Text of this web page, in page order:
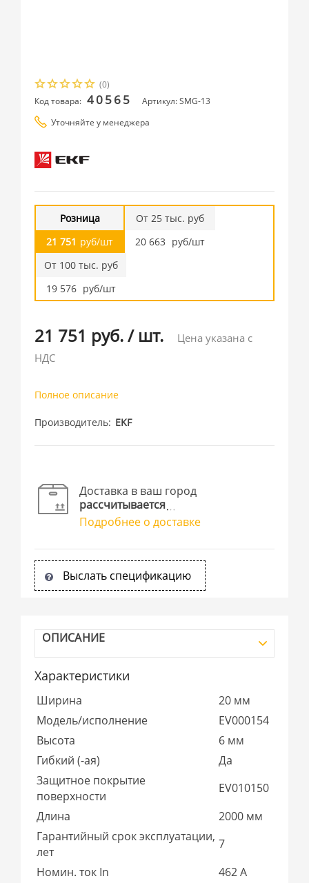
(0)
Код товара: 40565
Артикул: SMG-13
Уточняйте у менеджера
Розница
21 751 руб/шт
От 25 тыс. руб
20 663 руб/шт
От 100 тыс. руб
19 576 руб/шт
21 751 руб./ шт.
Цена указана с
НДС
Полное описание
Производитель EKF
Доставка в ваш город
рассчитывается
Подробнее о доставке
Выслать спецификацию
ОПИСАНИЕ
Характеристики
Ширина
20 мм
Модель/исполнение
EV000154
Высота
6 мм
Гибкий (-ая)
Да
Защитное покрытие
поверхности
EV010150
Длина
2000 мм
Гарантийный срок эксплуатации,
лет
7
Номин. ток In
462 А